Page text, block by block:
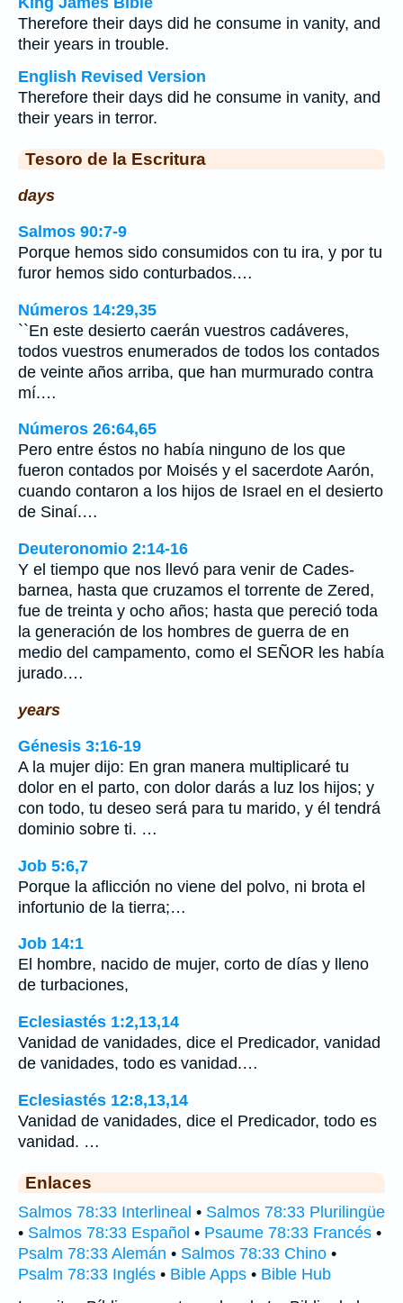
Therefore their days did he consume in vanity, and
their years in trouble.
English Revised Version
Therefore their days did he consume in vanity, and
their years in terror.
Tesoro de la Escritura
days
Salmos 90:7-9
Porque hemos sido consumidos con tu ira, y por tu
furor hemos sido conturbados.…
Números 14:29,35
``En este desierto caerán vuestros cadáveres,
todos vuestros enumerados de todos los contados
de veinte años arriba, que han murmurado contra
mí.…
Números 26:64,65
Pero entre éstos no había ninguno de los que
fueron contados por Moisés y el sacerdote Aarón,
cuando contaron a los hijos de Israel en el desierto
de Sinaí.…
Deuteronomio 2:14-16
Y el tiempo que nos llevó para venir de Cades-
barnea, hasta que cruzamos el torrente de Zered,
fue de treinta y ocho años; hasta que pereció toda
la generación de los hombres de guerra de en
medio del campamento, como el SEÑOR les había
jurado.…
years
Génesis 3:16-19
A la mujer dijo: En gran manera multiplicaré tu
dolor en el parto, con dolor darás a luz los hijos; y
con todo, tu deseo será para tu marido, y él tendrá
dominio sobre ti. …
Job 5:6,7
Porque la aflicción no viene del polvo, ni brota el
infortunio de la tierra;…
Job 14:1
El hombre, nacido de mujer, corto de días y lleno
de turbaciones,
Eclesiastés 1:2,13,14
Vanidad de vanidades, dice el Predicador, vanidad
de vanidades, todo es vanidad.…
Eclesiastés 12:8,13,14
Vanidad de vanidades, dice el Predicador, todo es
vanidad. …
Enlaces
Salmos 78:33 Interlineal • Salmos 78:33 Plurilingüe
• Salmos 78:33 Español • Psaume 78:33 Francés •
Psalm 78:33 Alemán • Salmos 78:33 Chino •
Psalm 78:33 Inglés • Bible Apps • Bible Hub